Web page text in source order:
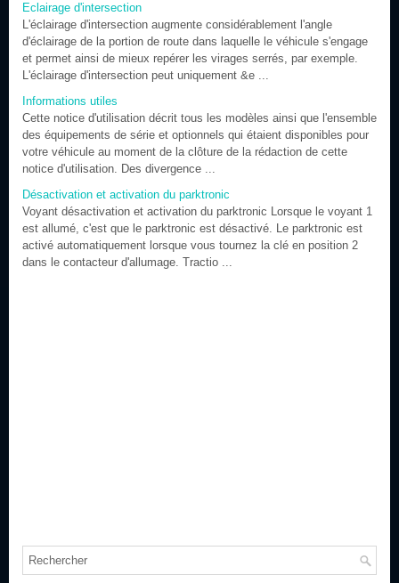
Eclairage d'intersection
L'éclairage d'intersection augmente considérablement l'angle
d'éclairage de la portion de route dans laquelle le véhicule s'engage
et permet ainsi de mieux repérer les virages serrés, par exemple.
L'éclairage d'intersection peut uniquement &e ...
Informations utiles
Cette notice d'utilisation décrit tous les modèles ainsi que l'ensemble
des équipements de série et optionnels qui étaient disponibles pour
votre véhicule au moment de la clôture de la rédaction de cette
notice d'utilisation. Des divergence ...
Désactivation et activation du parktronic
Voyant désactivation et activation du parktronic Lorsque le voyant 1
est allumé, c'est que le parktronic est désactivé. Le parktronic est
activé automatiquement lorsque vous tournez la clé en position 2
dans le contacteur d'allumage. Tractio ...